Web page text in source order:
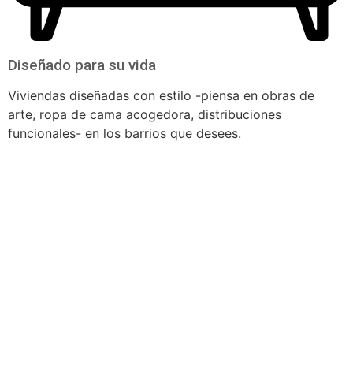
Diseñado para su vida
Viviendas diseñadas con estilo -piensa en obras de
arte, ropa de cama acogedora, distribuciones
funcionales- en los barrios que desees.